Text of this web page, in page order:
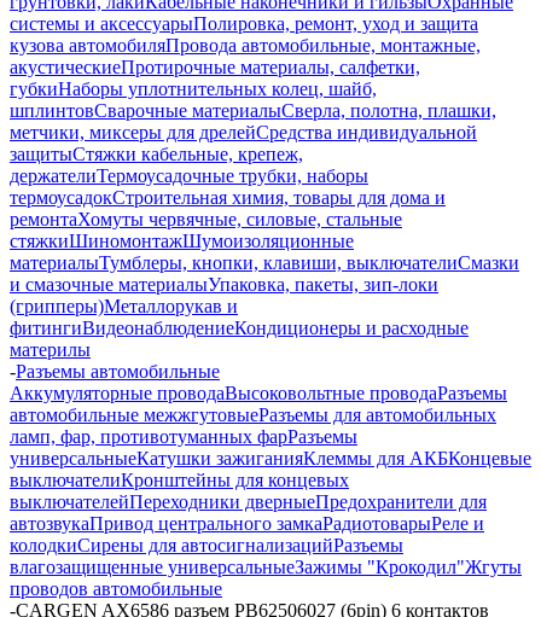
системы и аксессуарыПолировка, ремонт, уход и защита
кузова автомобиляПровода автомобильные, монтажные,
акустическиеПротирочные материалы, салфетки,
губкиНаборы уплотнительных колец, шайб,
шплинтовСварочные материалыСверла, полотна, плашки,
метчики, миксеры для дрелейСредства индивидуальной
защитыСтяжки кабельные, крепеж,
держателиТермоусадочные трубки, наборы
термоусадокСтроительная химия, товары для дома и
ремонтаХомуты червячные, силовые, стальные
стяжкиШиномонтажШумоизоляционные
материалыТумблеры, кнопки, клавиши, выключателиСмазки
и смазочные материалыУпаковка, пакеты, зип-локи
(грипперы)Металлорукав и
фитингиВидеонаблюдениеКондиционеры и расходные
материлы
-Разъемы автомобильные
Аккумуляторные проводаВысоковольтные проводаРазъемы
автомобильные межжгутовыеРазъемы для автомобильных
ламп, фар, противотуманных фарРазъемы
универсальныеКатушки зажиганияКлеммы для АКБКонцевые
выключателиКронштейны для концевых
выключателейПереходники дверныеПредохранители для
автозвукаПривод центрального замкаРадиотоварыРеле и
колодкиСирены для автосигнализацийРазъемы
влагозащищенные универсальныеЗажимы "Крокодил"Жгуты
проводов автомобильные
-CARGEN AX6586 разъем PB62506027 (6pin) 6 контактов